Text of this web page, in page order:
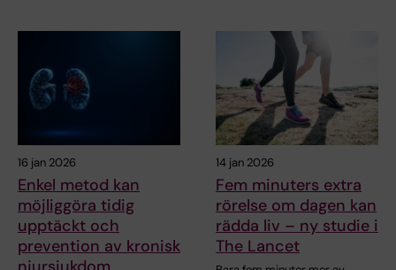
16 jan 2026
Enkel metod kan
möjliggöra tidig
upptäckt och
prevention av kronisk
14 jan 2026
Fem minuters extra
rörelse om dagen kan
rädda liv – ny studie i
The Lancet